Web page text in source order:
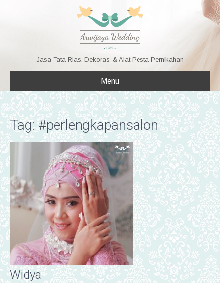
Jasa Tata Rias, Dekorasi & Alat Pesta Pernikahan
Menu
Tag: #perlengkapansalon
Widya